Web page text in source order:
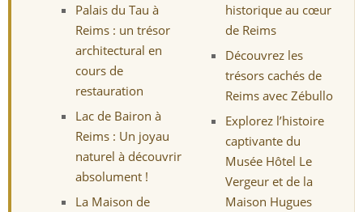
Palais du Tau à
Reims : un trésor
architectural en
cours de
restauration
Lac de Bairon à
Reims : Un joyau
naturel à découvrir
absolument !
La Maison de
historique au cœur
de Reims
Découvrez les
trésors cachés de
Reims avec Zébullo
Explorez l’histoire
captivante du
Musée Hôtel Le
Vergeur et de la
Maison Hugues